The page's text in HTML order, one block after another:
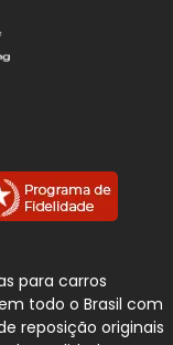
para carros
todo o Brasil com
reposição originais